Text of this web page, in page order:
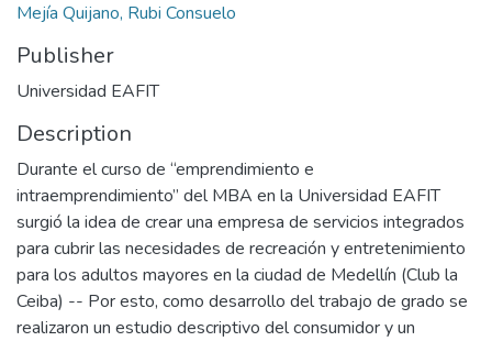
Mejía Quijano, Rubi Consuelo
Publisher
Universidad EAFIT
Description
Durante el curso de “emprendimiento e
intraemprendimiento” del MBA en la Universidad EAFIT
surgió la idea de crear una empresa de servicios integrados
para cubrir las necesidades de recreación y entretenimiento
para los adultos mayores en la ciudad de Medellín (Club la
Ceiba) -- Por esto, como desarrollo del trabajo de grado se
realizaron un estudio descriptivo del consumidor y un